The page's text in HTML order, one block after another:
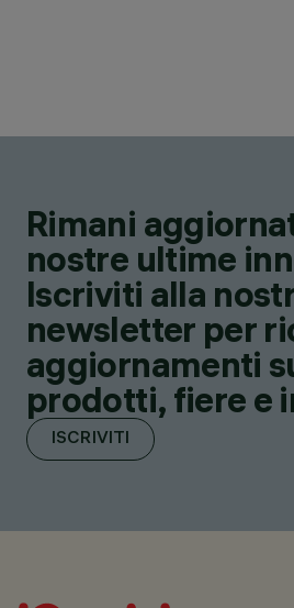
Rimani
nostre ultime
Iscriviti alla
newsletter per
aggiornamenti
prodotti, fiere e
ISCRIVITI